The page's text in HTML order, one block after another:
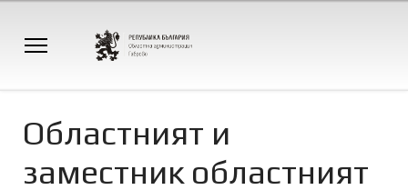
Областният и
заместник областният